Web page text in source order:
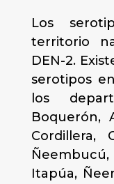
Los
territorio
DEN-2.
serotipos
los
Boquerón,
Cordillera,
Itapúa,